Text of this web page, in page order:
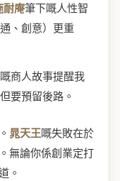
耐庵筆下嘅人性智
、創意）更重
商人故事提醒我
要預留後路。
晁天王嘅失敗在於
無論你係創業定打
。